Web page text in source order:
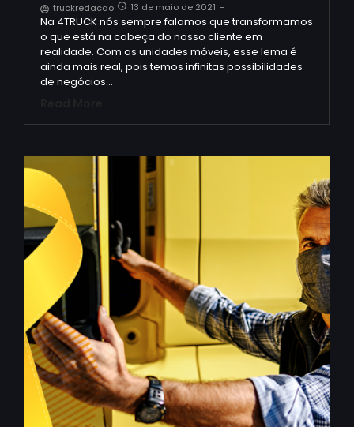
truckredacao 13 de maio de 2021 -
Na 4TRUCK nós sempre falamos que transformamos
o que está na cabeça do nosso cliente em
realidade. Com as unidades móveis, esse lema é
ainda mais real, pois temos infinitas possibilidades
de negócios…